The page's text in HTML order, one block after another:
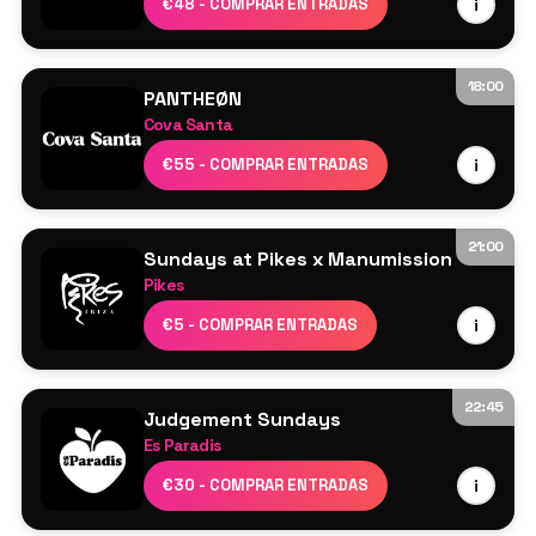
€48 - COMPRAR ENTRADAS i
Más por anunciar
18:00
PANTHEØN
Cova Santa
€55 - COMPRAR ENTRADAS i
Cartel por confirmar
21:00
Sundays at Pikes x Manumission
Pikes
€5 - COMPRAR ENTRADAS i
Cartel por confirmar
22:45
Judgement Sundays
Es Paradis
€30 - COMPRAR ENTRADAS i
Judge Jules
Scott Bond